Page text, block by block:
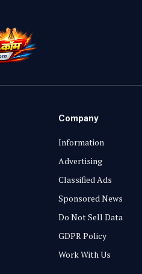
Company
Information
Advertising
Classified Ads
Sponsored News
Do Not Sell Data
GDPR Policy
Work With Us